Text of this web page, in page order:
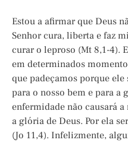
Estou a afirmar que Deus
Senhor cura, liberta e faz
curar o leproso (Mt 8,1-4).
em determinados
que padeçamos porque
para o nosso bem e para a
enfermidade não causará
a glória de Deus. Por ela
(Jo 11,4). Infelizmente,